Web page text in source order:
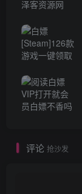
评论 抢沙发